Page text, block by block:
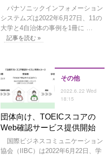
パナソニックインフォメーション
システムズは2022年6月27日、11の
大学と4自治体の事例を1冊に …
記事を読む »
その他
2022.6.22 Wed
18:15
団体向け、TOEICスコアの
Web確認サービス提供開始
国際ビジネスコミュニケーション
協会（IIBC）は2022年6月22日、学